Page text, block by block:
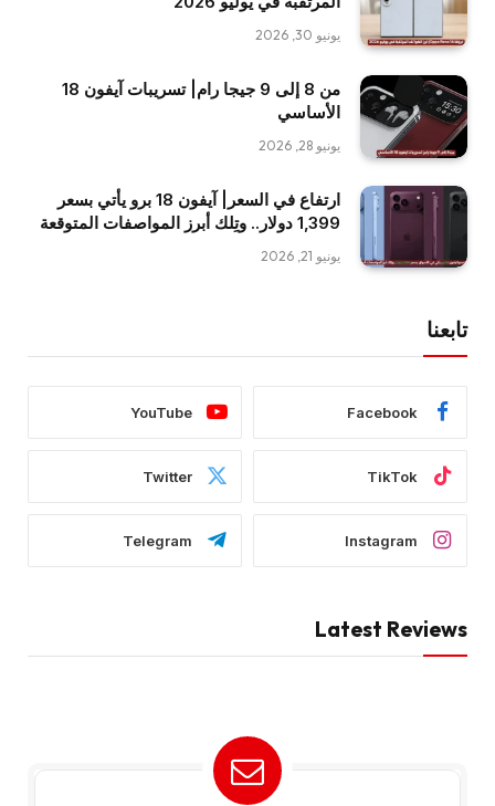
يونيو 30, 2026
من 8 إلى 9 جيجا رام| تسريبات آيفون 18
الأساسي
يونيو 28, 2026
ارتفاع في السعر| آيفون 18 برو يأتي بسعر
1,399 دولار.. وتِلك أبرز المواصفات المتوقعة
يونيو 21, 2026
تابعنا
Facebook
YouTube
TikTok
Twitter
Instagram
Telegram
Latest Reviews